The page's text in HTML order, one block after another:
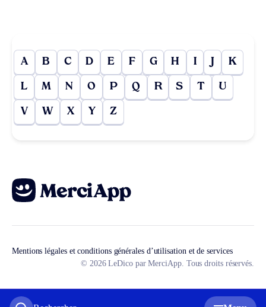
A B C D E F G H I J K
L M N O P Q R S T U
V W X Y Z
Mentions légales et conditions générales d’utilisation et de services
© 2026 LeDico par MerciApp. Tous droits réservés.